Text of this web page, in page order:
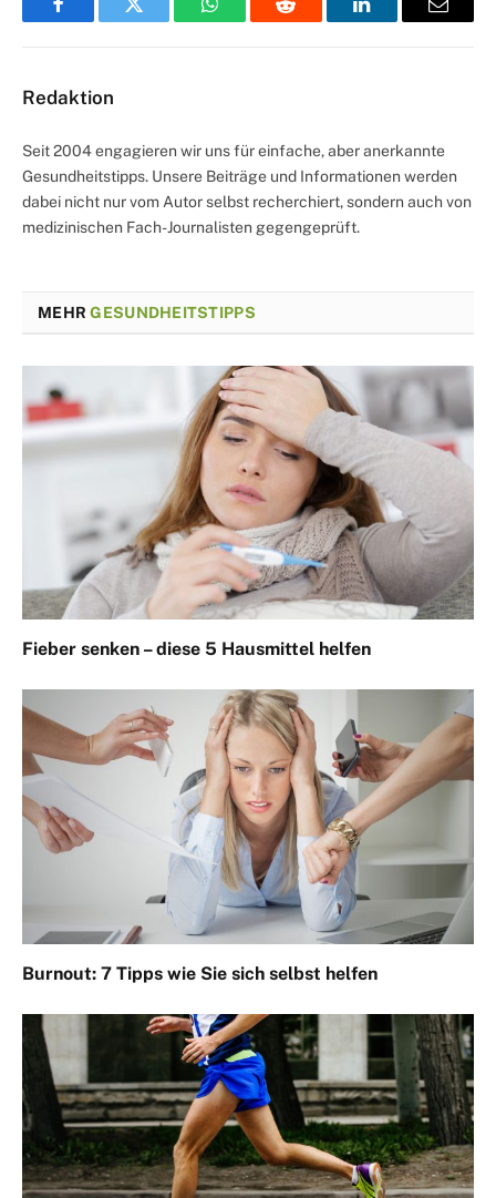
FacebookTwitter WhatsAppReddit LinkedInEmail
Redaktion
Seit 2004 engagieren wir uns für einfache, aber anerkannte
Gesundheitstipps. Unsere Beiträge und Informationen werden
dabei nicht nur vom Autor selbst recherchiert, sondern auch von
medizinischen Fach-Journalisten gegengeprüft.
MEHRGESUNDHEITSTIPPS
Fieber senken – diese 5 Hausmittel helfen
Burnout: 7 Tipps wie Sie sich selbst helfen